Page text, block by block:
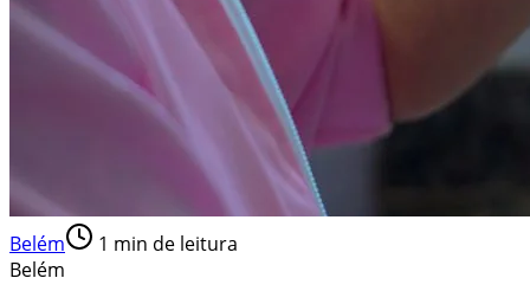
Belém 1 min de leitura
Belém